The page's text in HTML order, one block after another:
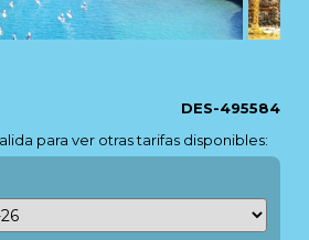
DES-495584
para ver otras tarifas disponibles: